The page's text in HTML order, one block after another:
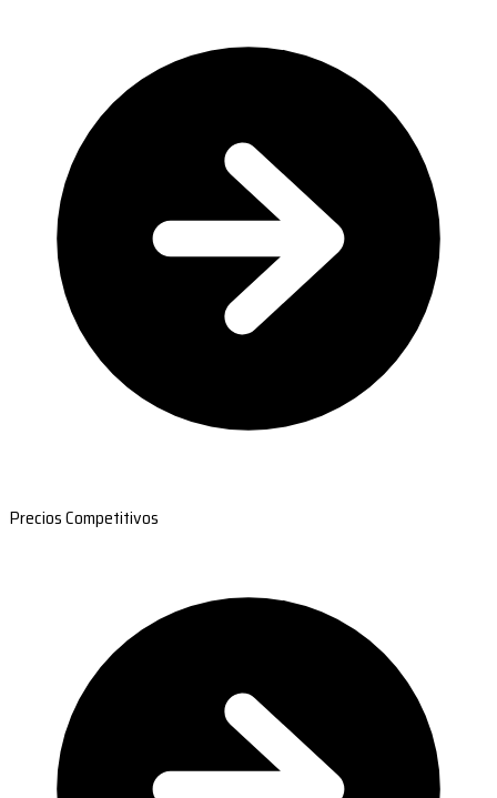
Precios Competitivos